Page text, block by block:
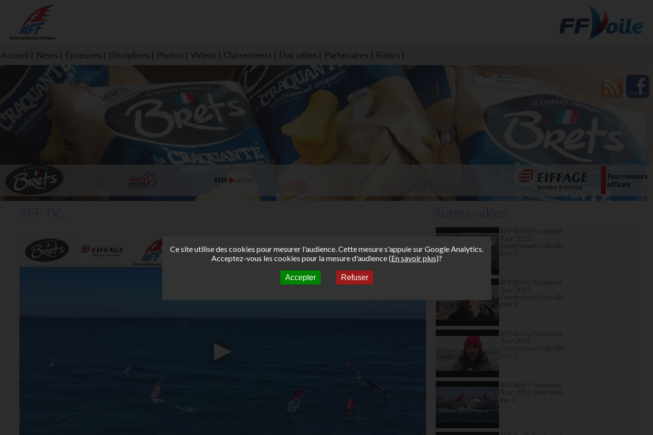
Accueil News Epreuves Disciplines Photos Videos Classements Doc utiles Partenaires Riders
L'aff soutient les SNS253 et SNS604 qui veillent sur nous pour que l'eau salée n'ait jamais le goût des
AFF TV... Autres vidéos
AFF Bret's Funboard
Tour 2015
Ouistreham Colleville
jour 3
AFF Bret's Funboard
Tour 2015
Ouistreham Colleville
jour 2
AFF Bret's Funboard
Tour 2015
Ouistreham Colleville
jour 1
AFF Bret's Funboard
Tour 2015 Saint Malo
day 3
Ce site utilise des cookies pour mesurer l'audience. Cette mesure s'appuie sur Google Analytics.
Acceptez-vous les cookies pour la mesure d'audience (En savoir plus)?
Accepter Refuser